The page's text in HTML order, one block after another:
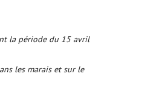
la période du 15 avril
les marais et sur le